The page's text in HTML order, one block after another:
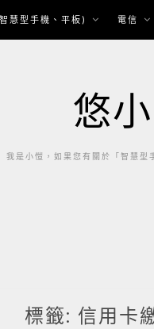
慧型手機、平板) 電信
悠
我是小愷，如果您有關於「智慧
標籤: 信用卡